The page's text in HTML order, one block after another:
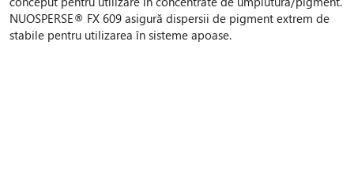
NUOSPERSE® FX 609 asigură dispersii de pigment extrem de
stabile pentru utilizarea în sisteme apoase.